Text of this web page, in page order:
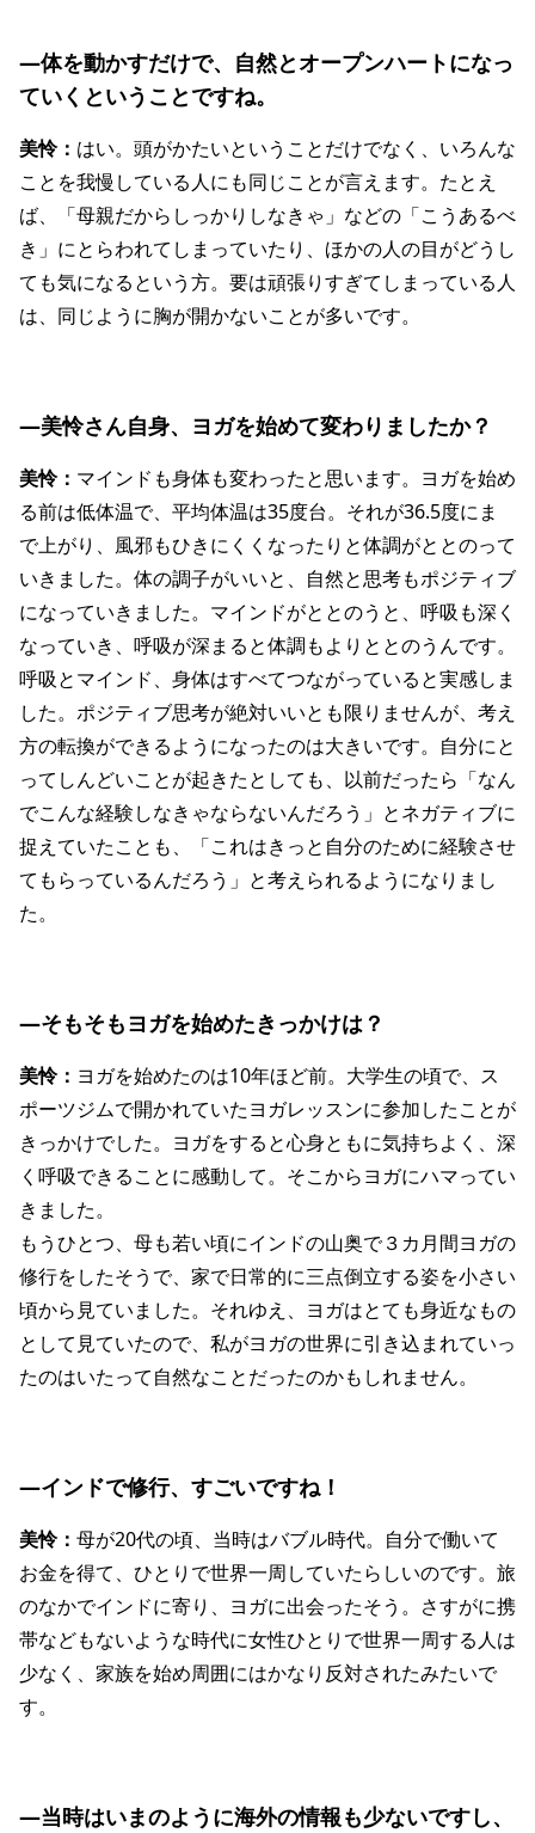
―体を動かすだけで、自然とオープンハートになっ
ていくということですね。
美怜： はい。頭がかたいということだけでなく、いろんな
ことを我慢している人にも同じことが言えます。たとえ
ば、「母親だからしっかりしなきゃ」などの「こうあるべ
き」にとらわれてしまっていたり、ほかの人の目がどうし
ても気になるという方。要は頑張りすぎてしまっている人
は、同じように胸が開かないことが多いです。
―美怜さん自身、ヨガを始めて変わりましたか？
美怜： マインドも身体も変わったと思います。ヨガを始め
る前は低体温で、平均体温は35度台。それが36.5度にま
で上がり、風邪もひきにくくなったりと体調がととのって
いきました。体の調子がいいと、自然と思考もポジティブ
になっていきました。マインドがととのうと、呼吸も深く
なっていき、呼吸が深まると体調もよりととのうんです。
呼吸とマインド、身体はすべてつながっていると実感しま
した。ポジティブ思考が絶対いいとも限りませんが、考え
方の転換ができるようになったのは大きいです。自分にと
ってしんどいことが起きたとしても、以前だったら「なん
でこんな経験しなきゃならないんだろう」とネガティブに
捉えていたことも、「これはきっと自分のために経験させ
てもらっているんだろう」と考えられるようになりまし
た。
―そもそもヨガを始めたきっかけは？
美怜： ヨガを始めたのは10年ほど前。大学生の頃で、ス
ポーツジムで開かれていたヨガレッスンに参加したことが
きっかけでした。ヨガをすると心身ともに気持ちよく、深
く呼吸できることに感動して。そこからヨガにハマってい
きました。
もうひとつ、母も若い頃にインドの山奥で３カ月間ヨガの
修行をしたそうで、家で日常的に三点倒立する姿を小さい
頃から見ていました。それゆえ、ヨガはとても身近なもの
として見ていたので、私がヨガの世界に引き込まれていっ
たのはいたって自然なことだったのかもしれません。
―インドで修行、すごいですね！
美怜： 母が20代の頃、当時はバブル時代。自分で働いて
お金を得て、ひとりで世界一周していたらしいのです。旅
のなかでインドに寄り、ヨガに出会ったそう。さすがに携
帯などもないような時代に女性ひとりで世界一周する人は
少なく、家族を始め周囲にはかなり反対されたみたいで
す。
―当時はいまのように海外の情報も少ないですし、